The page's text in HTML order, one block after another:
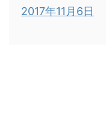
2017年11月6日